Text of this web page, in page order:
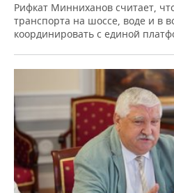
Рифкат Минниханов считает,
транспорта на шоссе, воде и в
координировать с единой